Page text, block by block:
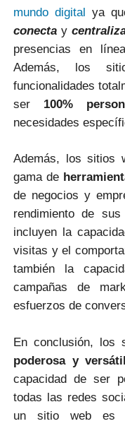
mundo digital ya
conecta y
presencias en
Además, los
funcionalidades
ser 100%
necesidades
Además, los sitios
gama de
de negocios y
rendimiento de
incluyen la
visitas y el
también la
campañas de
esfuerzos de
En conclusión, los
poderosa y
capacidad de ser
todas las redes
un sitio web